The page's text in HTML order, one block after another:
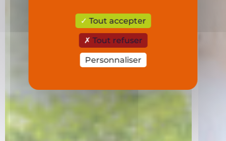
Tout accepter
Tout refuser
Personnaliser